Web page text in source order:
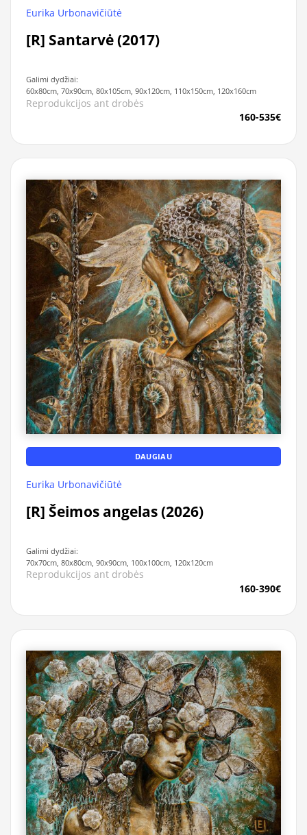
Eurika Urbonavičiūtė
[R] Santarvė (2017)
Galimi dydžiai:
60x80cm, 70x90cm, 80x105cm, 90x120cm, 110x150cm, 120x160cm
Reprodukcijos ant drobės
160-535€
DAUGIAU
Eurika Urbonavičiūtė
[R] Šeimos angelas (2026)
Galimi dydžiai:
70x70cm, 80x80cm, 90x90cm, 100x100cm, 120x120cm
Reprodukcijos ant drobės
160-390€